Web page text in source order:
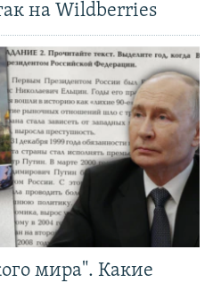
на Wildberries
мира". Какие